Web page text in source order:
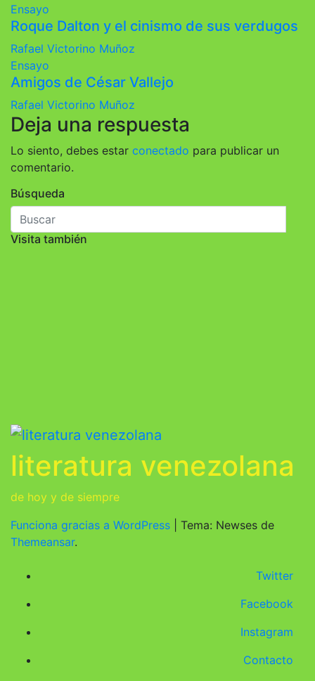
Ensayo
Roque Dalton y el cinismo de sus verdugos
Rafael Victorino Muñoz
Ensayo
Amigos de César Vallejo
Rafael Victorino Muñoz
Deja una respuesta
Lo siento, debes estar conectado para publicar un
comentario.
Búsqueda
Visita también
literatura venezolana
de hoy y de siempre
Funciona gracias a WordPress
Tema: Newses de
Themeansar.
Twitter
Facebook
Instagram
Contacto